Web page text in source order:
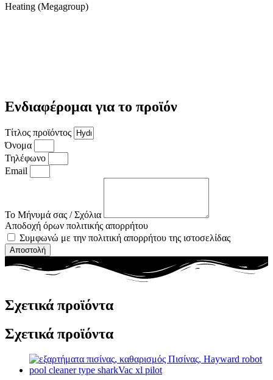
Heating (Megagroup)
Ενδιαφέρομαι για το προϊόν
Τίτλος προϊόντος
Όνομα
Τηλέφωνο
Email
Το Μήνυμά σας / Σχόλια
Αποδοχή όρων πολιτικής απορρήτου
Συμφωνώ με την πολιτική απορρήτου της ιστοσελίδας
Αποστολή
Σχετικά προϊόντα
Σχετικά προϊόντα